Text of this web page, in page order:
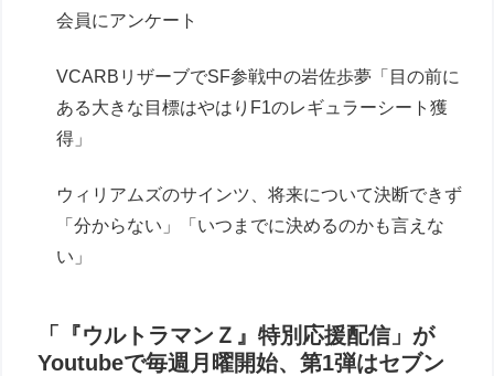
会員にアンケート
VCARBリザーブでSF参戦中の岩佐歩夢「目の前に
ある大きな目標はやはりF1のレギュラーシート獲
得」
ウィリアムズのサインツ、将来について決断できず
「分からない」「いつまでに決めるのかも言えな
い」
「『ウルトラマンＺ』特別応援配信」が
Youtubeで毎週月曜開始、第1弾はセブン